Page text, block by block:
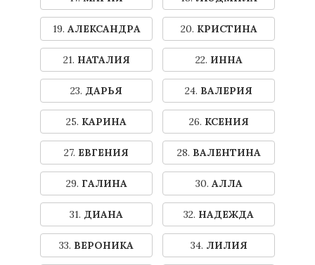
19. АЛЕКСАНДРА 20. КРИСТИНА
21. НАТАЛИЯ 22. ИННА
23. ДАРЬЯ 24. ВАЛЕРИЯ
25. КАРИНА 26. КСЕНИЯ
27. ЕВГЕНИЯ 28. ВАЛЕНТИНА
29. ГАЛИНА 30. АЛЛА
31. ДИАНА 32. НАДЕЖДА
33. ВЕРОНИКА 34. ЛИЛИЯ